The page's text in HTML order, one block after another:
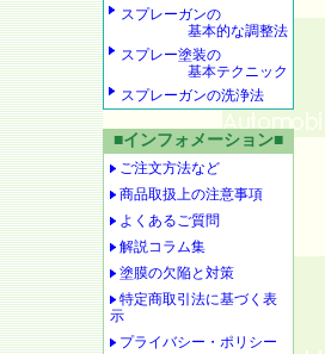
スプレーガンの
基本的な調整法
スプレー塗装の
基本テクニック
スプレーガンの洗浄法
■インフォメーション■
ご注文方法など
商品取扱上の注意事項
よくあるご質問
解説コラム集
塗膜の欠陥と対策
特定商取引法に基づく表
示
プライバシー・ポリシー